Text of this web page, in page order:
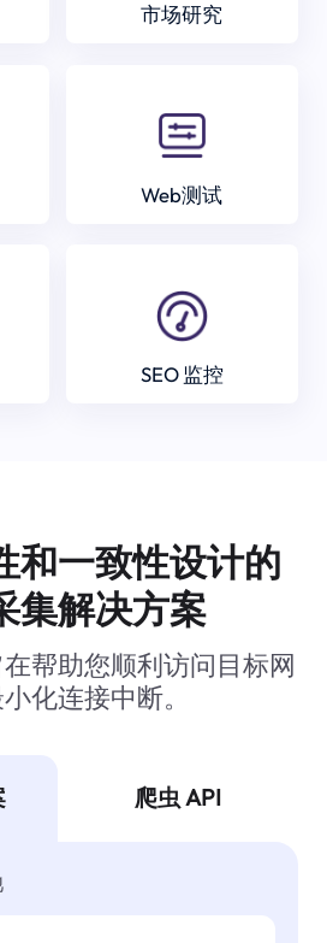
市场研究
Web测试
SEO 监控
和一致性设计的
集解决方案
帮助您顺利访问目标网
化连接中断。
爬虫 API